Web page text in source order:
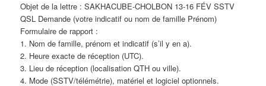
Objet de la lettre : SAKHACUBE-CHOLBON 13-16 FÉV SSTV
QSL Demande (votre indicatif ou nom de famille Prénom)
Formulaire de rapport :
1. Nom de famille, prénom et indicatif (s’il y en a).
2. Heure exacte de réception (UTC).
3. Lieu de réception (localisation QTH ou ville).
4. Mode (SSTV/télémétrie), matériel et logiciel optionnels.